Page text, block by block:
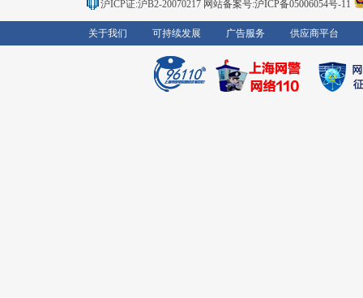
沪ICP证:沪B2-20070217 网站备案号:沪ICP备05006054号-11
关于我们 可持续发展 广告服务 供应商平台